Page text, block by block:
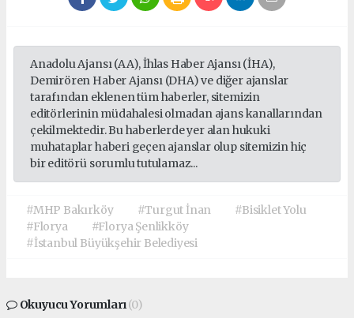
Anadolu Ajansı (AA), İhlas Haber Ajansı (İHA),
Demirören Haber Ajansı (DHA) ve diğer ajanslar
tarafından eklenen tüm haberler, sitemizin
editörlerinin müdahalesi olmadan ajans kanallarından
çekilmektedir. Bu haberlerde yer alan hukuki
muhataplar haberi geçen ajanslar olup sitemizin hiç
bir editörü sorumlu tutulamaz...
#MHP Bakırköy #Turgut İnan
#Bisiklet Yolu
#Florya
#Florya Şenlikköy
#İstanbul Büyükşehir Belediyesi
Okuyucu Yorumları(0)